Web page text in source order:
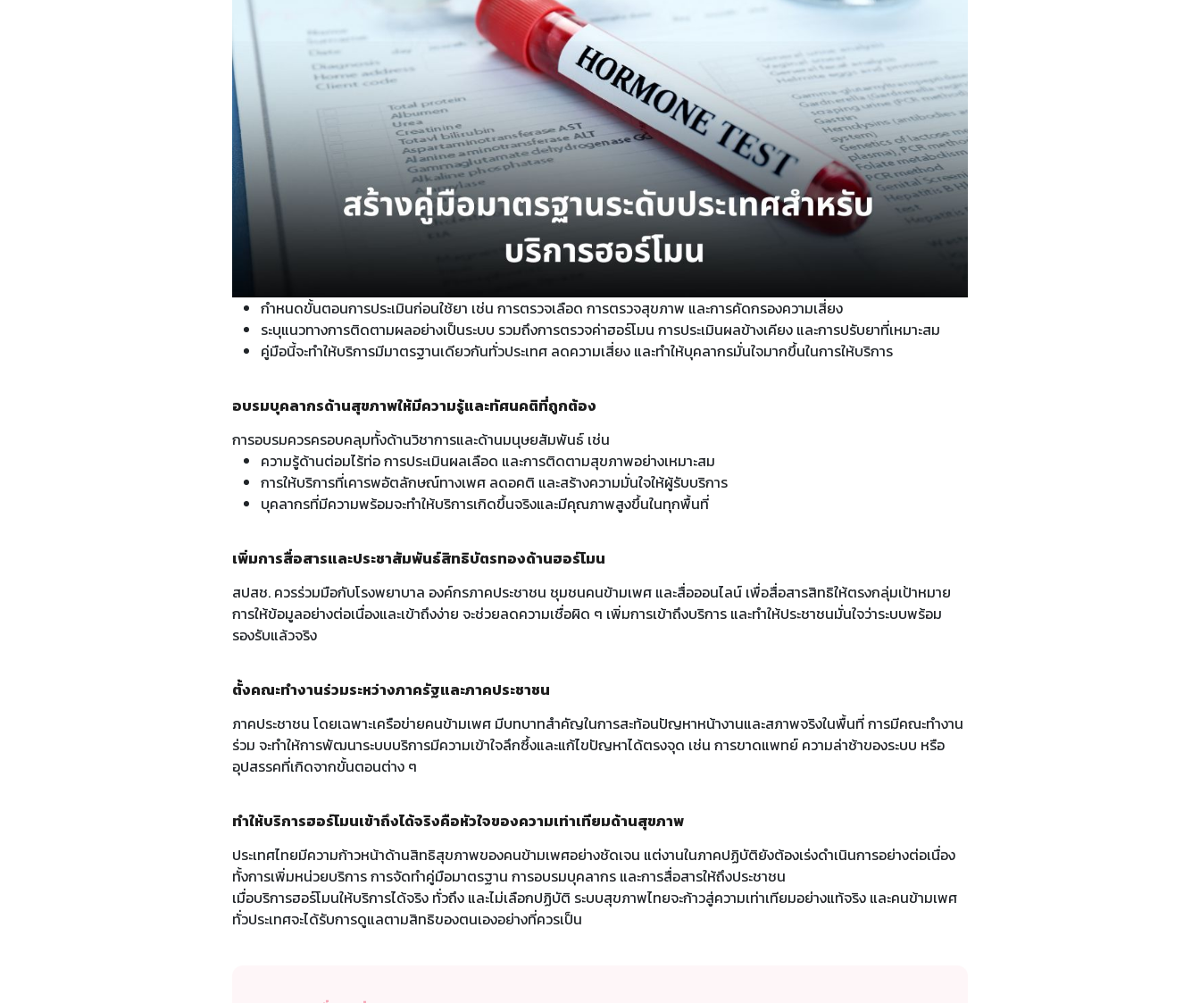
กำหนดขั้นตอนการประเมินก่อนใช้ยา เช่น การตรวจเลือด การตรวจสุขภาพ และการคัดกรองความเสี่ยง
ระบุแนวทางการติดตามผลอย่างเป็นระบบ รวมถึงการตรวจค่าฮอร์โมน การประเมินผลข้างเคียง และการปรับยาที่เหมาะสม
คู่มือนี้จะทำให้บริการมีมาตรฐานเดียวกันทั่วประเทศ ลดความเสี่ยง และทำให้บุคลากรมั่นใจมากขึ้นในการให้บริการ
อบรมบุคลากรด้านสุขภาพให้มีความรู้และทัศนคติที่ถูกต้อง
การอบรมควรครอบคลุมทั้งด้านวิชาการและด้านมนุษยสัมพันธ์ เช่น
ความรู้ด้านต่อมไร้ท่อ การประเมินผลเลือด และการติดตามสุขภาพอย่างเหมาะสม
การให้บริการที่เคารพอัตลักษณ์ทางเพศ ลดอคติ และสร้างความมั่นใจให้ผู้รับบริการ
บุคลากรที่มีความพร้อมจะทำให้บริการเกิดขึ้นจริงและมีคุณภาพสูงขึ้นในทุกพื้นที่
เพิ่มการสื่อสารและประชาสัมพันธ์สิทธิบัตรทองด้านฮอร์โมน
สปสช. ควรร่วมมือกับโรงพยาบาล องค์กรภาคประชาชน ชุมชนคนข้ามเพศ และสื่อออนไลน์ เพื่อสื่อสารสิทธิให้ตรงกลุ่มเป้าหมาย
การให้ข้อมูลอย่างต่อเนื่องและเข้าถึงง่าย จะช่วยลดความเชื่อผิด ๆ เพิ่มการเข้าถึงบริการ และทำให้ประชาชนมั่นใจว่าระบบพร้อม
รองรับแล้วจริง
ตั้งคณะทำงานร่วมระหว่างภาครัฐและภาคประชาชน
ภาคประชาชน โดยเฉพาะเครือข่ายคนข้ามเพศ มีบทบาทสำคัญในการสะท้อนปัญหาหน้างานและสภาพจริงในพื้นที่ การมีคณะทำงาน
ร่วม จะทำให้การพัฒนาระบบบริการมีความเข้าใจลึกซึ้งและแก้ไขปัญหาได้ตรงจุด เช่น การขาดแพทย์ ความล่าช้าของระบบ หรือ
อุปสรรคที่เกิดจากขั้นตอนต่าง ๆ
ทำให้บริการฮอร์โมนเข้าถึงได้จริงคือหัวใจของความเท่าเทียมด้านสุขภาพ
ประเทศไทยมีความก้าวหน้าด้านสิทธิสุขภาพของคนข้ามเพศอย่างชัดเจน แต่งานในภาคปฏิบัติยังต้องเร่งดำเนินการอย่างต่อเนื่อง
ทั้งการเพิ่มหน่วยบริการ การจัดทำคู่มือมาตรฐาน การอบรมบุคลากร และการสื่อสารให้ถึงประชาชน
เมื่อบริการฮอร์โมนให้บริการได้จริง ทั่วถึง และไม่เลือกปฏิบัติ ระบบสุขภาพไทยจะก้าวสู่ความเท่าเทียมอย่างแท้จริง และคนข้ามเพศ
ทั่วประเทศจะได้รับการดูแลตามสิทธิของตนเองอย่างที่ควรเป็น